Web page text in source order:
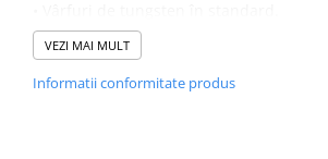
• Durată de viață mai lungă și unghi
toată durata de viață a vârfurilor,
• Corp de mulci cu panou de ghidaj
VEZI MAI MULT
Informatii conformitate produs